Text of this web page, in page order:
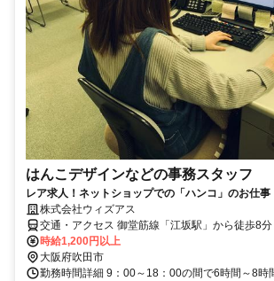
はんこデザインなどの事務スタッフ
レア求人！ネットショップでの「ハンコ」のお仕事
株式会社ウィズアス
交通・アクセス 御堂筋線「江坂駅」から徒歩8分
時給1,200円以上
大阪府吹田市
勤務時間詳細 9：00～18：00の間で6時間～8時